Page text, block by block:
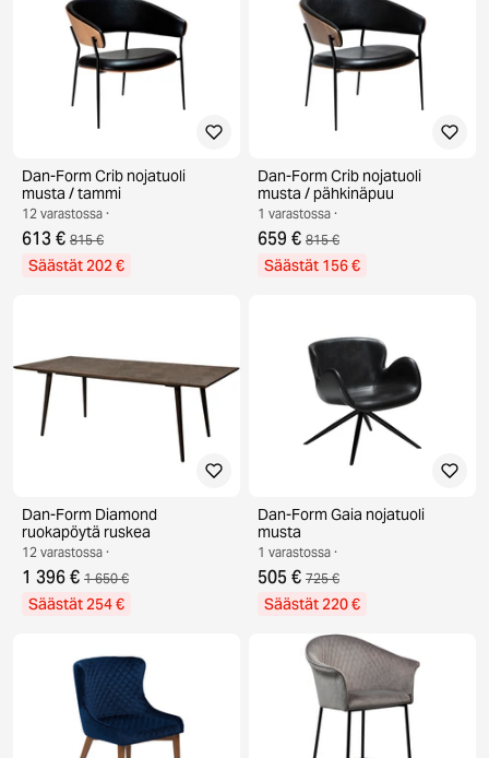
Dan-Form Crib nojatuoli
musta / tammi
12 varastossa ·
613 € 815 €
Säästät 202 €
Dan-Form Crib nojatuoli
musta / pähkinäpuu
1 varastossa ·
659 € 815 €
Säästät 156 €
Dan-Form Diamond
ruokapöytä ruskea
12 varastossa ·
1 396 € 1 650 €
Säästät 254 €
Dan-Form Gaia nojatuoli
musta
1 varastossa ·
505 € 725 €
Säästät 220 €